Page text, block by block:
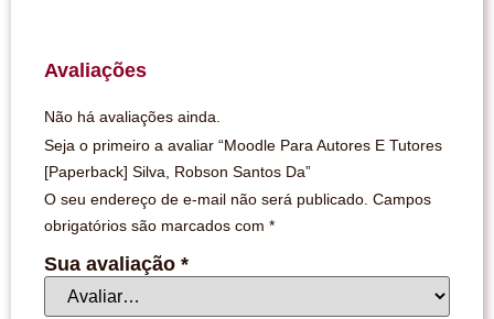
Avaliações
Não há avaliações ainda.
Seja o primeiro a avaliar “Moodle Para Autores E Tutores
[Paperback] Silva, Robson Santos Da”
O seu endereço de e-mail não será publicado. Campos
obrigatórios são marcados com *
Sua avaliação *